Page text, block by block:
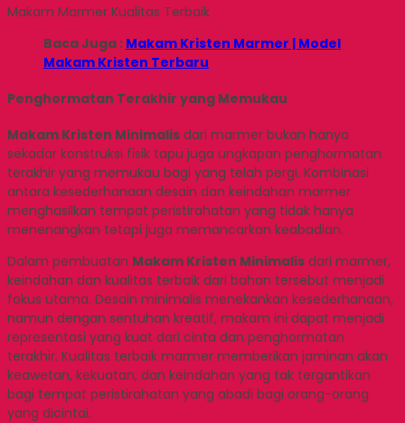
Makam Marmer Kualitas Terbaik
Baca Juga : Makam Kristen Marmer | Model
Makam Kristen Terbaru
Penghormatan Terakhir yang Memukau
Makam Kristen Minimalis dari marmer bukan hanya
sekadar konstruksi fisik tapu juga ungkapan penghormatan
terakhir yang memukau bagi yang telah pergi. Kombinasi
antara kesederhanaan desain dan keindahan marmer
menghasilkan tempat peristirahatan yang tidak hanya
menenangkan tetapi juga memancarkan keabadian.
Dalam pembuatan Makam Kristen Minimalis dari marmer,
keindahan dan kualitas terbaik dari bahan tersebut menjadi
fokus utama. Desain minimalis menekankan kesederhanaan,
namun dengan sentuhan kreatif, makam ini dapat menjadi
representasi yang kuat dari cinta dan penghormatan
terakhir. Kualitas terbaik marmer memberikan jaminan akan
keawetan, kekuatan, dan keindahan yang tak tergantikan
bagi tempat peristirahatan yang abadi bagi orang-orang
yang dicintai.